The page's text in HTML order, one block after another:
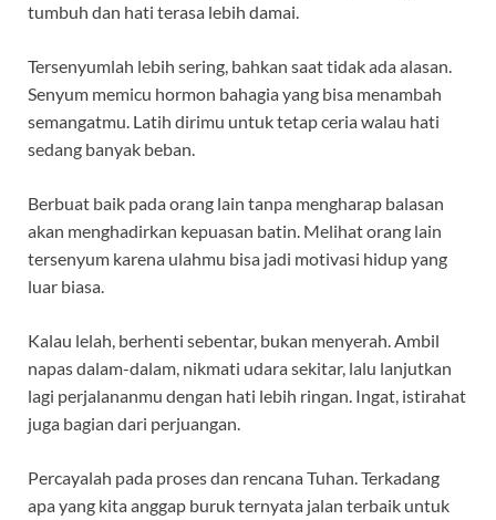
tumbuh dan hati terasa lebih damai.
Tersenyumlah lebih sering, bahkan saat tidak ada alasan.
Senyum memicu hormon bahagia yang bisa menambah
semangatmu. Latih dirimu untuk tetap ceria walau hati
sedang banyak beban.
Berbuat baik pada orang lain tanpa mengharap balasan
akan menghadirkan kepuasan batin. Melihat orang lain
tersenyum karena ulahmu bisa jadi motivasi hidup yang
luar biasa.
Kalau lelah, berhenti sebentar, bukan menyerah. Ambil
napas dalam-dalam, nikmati udara sekitar, lalu lanjutkan
lagi perjalananmu dengan hati lebih ringan. Ingat, istirahat
juga bagian dari perjuangan.
Percayalah pada proses dan rencana Tuhan. Terkadang
apa yang kita anggap buruk ternyata jalan terbaik untuk